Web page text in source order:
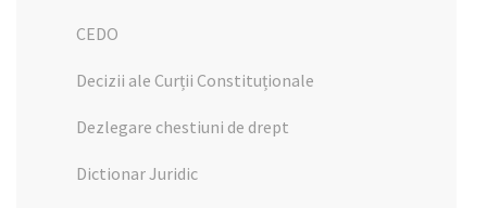
CEDO
Decizii ale Curții Constituționale
Dezlegare chestiuni de drept
Dictionar Juridic